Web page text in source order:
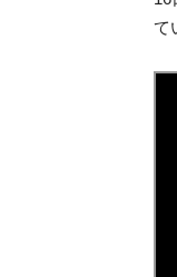
て